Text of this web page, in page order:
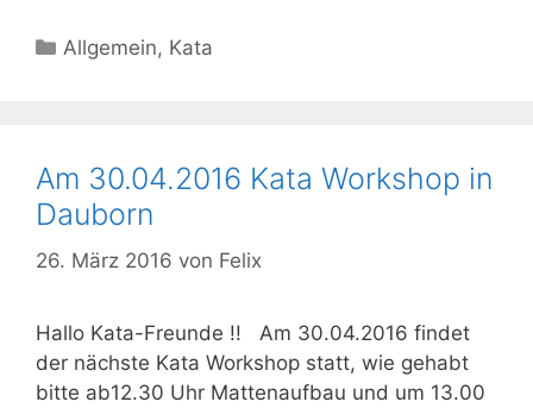
Kategorien
Allgemein, Kata
Am 30.04.2016 Kata Workshop in
Dauborn
26. März 2016 von Felix
Hallo Kata-Freunde !! Am 30.04.2016 findet
der nächste Kata Workshop statt, wie gehabt
bitte ab12.30 Uhr Mattenaufbau und um 13.00